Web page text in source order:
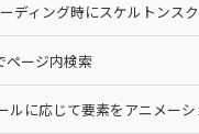
ディング時にスケルトンス
ページ内検索
ルに応じて要素をアニメーシ